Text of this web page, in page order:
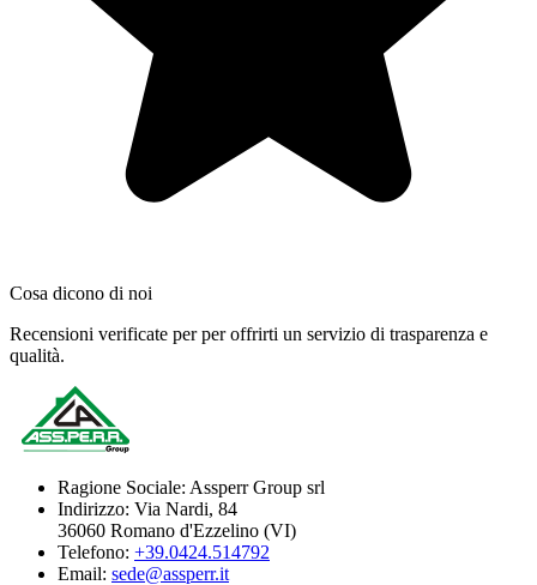
Cosa dicono di noi
Recensioni verificate per per offrirti un servizio di trasparenza e
qualità.
Ragione Sociale: Assperr Group srl
Indirizzo: Via Nardi, 84
36060 Romano d'Ezzelino (VI)
Telefono: +39.0424.514792
Email: sede@assperr.it